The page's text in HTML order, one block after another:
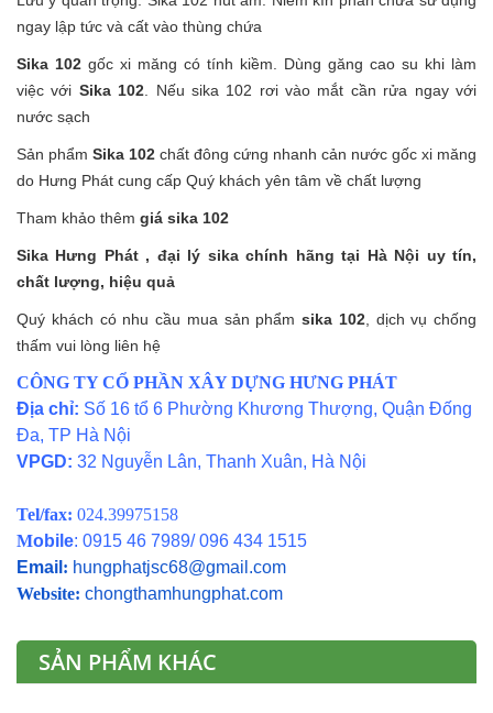
ngay lập tức và cất vào thùng chứa
Sika 102 gốc xi măng có tính kiềm. Dùng găng cao su khi làm
việc với Sika 102 . Nếu sika 102 rơi vào mắt cần rửa ngay với
nước sạch
Sản phẩm Sika 102 chất đông cứng nhanh cản nước gốc xi măng
do Hưng Phát cung cấp Quý khách yên tâm về chất lượng
Tham khảo thêm giá sika 102
Sika Hưng Phát , đại lý sika chính hãng tại Hà Nội uy tín,
chất lượng, hiệu quả
Quý khách có nhu cầu mua sản phẩm sika 102, dịch vụ chống
thấm vui lòng liên hệ
CÔNG TY CỔ PHẦN XÂY DỰNG HƯNG PHÁT
Địa chỉ: Số 16 tổ 6 Phường Khương Thượng, Quận Đống
Đa, TP Hà Nội
VPGD: 32 Nguyễn Lân, Thanh Xuân, Hà Nội
Tel/fax: 024.39975158
Mobile: 0915 46 7989/ 096 434 1515
Email : hungphatjsc68@gmail.com
Website: chongthamhungphat.com
SẢN PHẨM KHÁC